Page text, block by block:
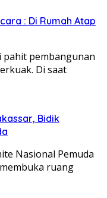
: Di Rumah Atap
pahit pembangunan
Di saat
Bidik
Nasional Pemuda
ruang